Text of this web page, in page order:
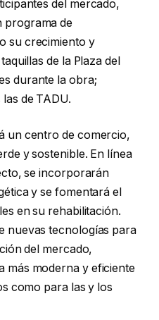
del mercado,
programa de
su crecimiento y
de la Plaza del
durante la obra;
de TADU.
un centro de comercio,
y sostenible. En línea
se incorporarán
y se fomentará el
en su rehabilitación.
nuevas tecnologías para
del mercado,
más moderna y eficiente
como para las y los